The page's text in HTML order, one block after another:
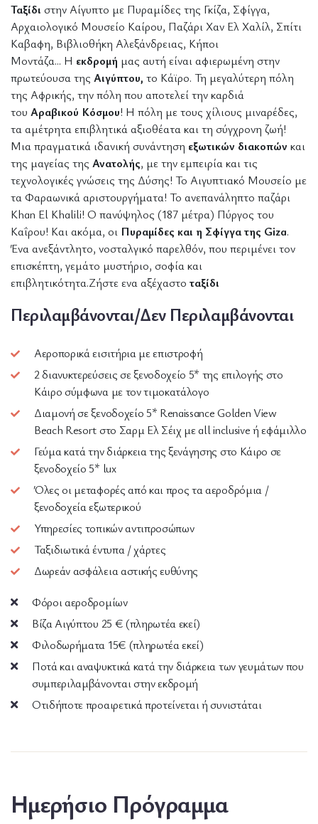
Ταξίδι στην Αίγυπτο με Πυραμίδες της Γκίζα, Σφίγγα,
Αρχαιολογικό Μουσείο Καίρου, Παζάρι Χαν Ελ Χαλίλ, Σπίτι
Καβαφη, Βιβλιοθήκη Αλεξάνδρειας, Κήποι
Μοντάζα... Η εκδρομή μας αυτή είναι αφιερωμένη στην
πρωτεύουσα της Αιγύπτου, το Κάϊρο. Τη μεγαλύτερη πόλη
της Αφρικής, την πόλη που αποτελεί την καρδιά
του Αραβικού Κόσμου! Η πόλη με τους χίλιους μιναρέδες,
τα αμέτρητα επιβλητικά αξιοθέατα και τη σύγχρονη ζωή!
Μια πραγματικά ιδανική συνάντηση εξωτικών διακοπώνκαι
της μαγείας της Ανατολής, με την εμπειρία και τις
τεχνολογικές γνώσεις της Δύσης! Το Αιγυπτιακό Μουσείο με
τα Φαραωνικά αριστουργήματα! Το ανεπανάληπτο παζάρι
Khan El Khalili! Ο πανύψηλος (187 μέτρα) Πύργος του
Καΐρου! Και ακόμα, οι Πυραμίδες και η Σφίγγα της Giza.
Ένα ανεξάντλητο, νοσταλγικό παρελθόν, που περιμένει τον
επισκέπτη, γεμάτο μυστήριο, σοφία και
επιβλητικότητα.Ζήστε ενα αξέχαστο ταξίδι
Περιλαμβάνονται/Δεν Περιλαμβάνονται
Αεροπορικά εισιτήρια με επιστροφή
2 διανυκτερεύσεις σε ξενοδοχείο 5* της επιλογής στο
Κάιρο σύμφωνα με τον τιμοκατάλογο
Διαμονή σε ξενοδοχείο 5* Renaissance Golden View
Beach Resort στο Σαρμ Ελ Σέιχ με all inclusive ή εφάμιλλο
Γεύμα κατά την διάρκεια της ξενάγησης στο Κάιρο σε
ξενοδοχείο 5* lux
Όλες οι μεταφορές από και προς τα αεροδρόμια /
ξενοδοχεία εξωτερικού
Υπηρεσίες τοπικών αντιπροσώπων
Ταξιδιωτικά έντυπα / χάρτες
Δωρεάν ασφάλεια αστικής ευθύνης
Φόροι αεροδρομίων
Βίζα Αιγύπτου 25 € (πληρωτέα εκεί)
Φιλοδωρήματα 15€ (πληρωτέα εκεί)
Ποτά και αναψυκτικά κατά την διάρκεια των γευμάτων που
συμπεριλαμβάνονται στην εκδρομή
Οτιδήποτε προαιρετικά προτείνεται ή συνιστάται
Ημερήσιο Πρόγραμμα